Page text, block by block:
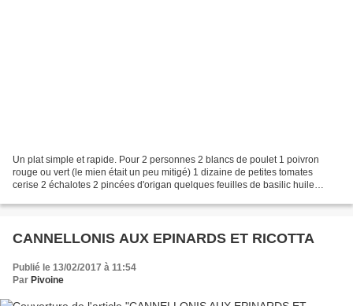
Un plat simple et rapide. Pour 2 personnes 2 blancs de poulet 1 poivron
rouge ou vert (le mien était un peu mitigé) 1 dizaine de petites tomates
cerise 2 échalotes 2 pincées d'origan quelques feuilles de basilic huile
CANNELLONIS AUX EPINARDS ET RICOTTA
Publié le 13/02/2017 à 11:54
Par Pivoine